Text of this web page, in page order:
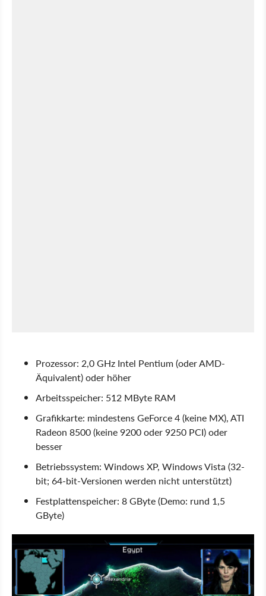
Prozessor: 2,0 GHz Intel Pentium (oder AMD-
Äquivalent) oder höher
Arbeitsspeicher: 512 MByte RAM
Grafikkarte: mindestens GeForce 4 (keine MX), ATI
Radeon 8500 (keine 9200 oder 9250 PCI) oder
besser
Betriebssystem: Windows XP, Windows Vista (32-
bit; 64-bit-Versionen werden nicht unterstützt)
Festplattenspeicher: 8 GByte (Demo: rund 1,5
GByte)